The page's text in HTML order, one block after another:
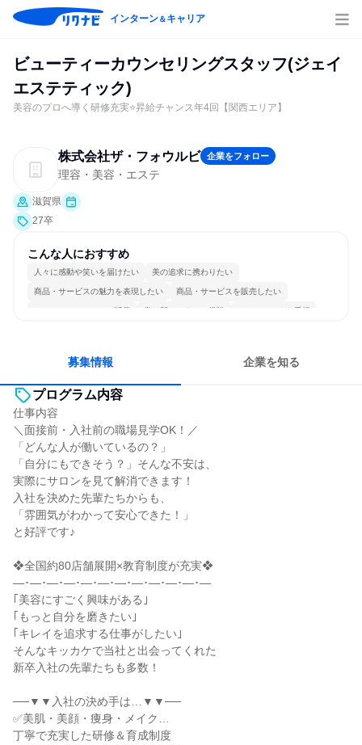
インターン＆キャリア
ビューティーカウンセリングスタッフ(ジェイ
エステティック)
美容のプロへ導く研修充実⭐昇給チャンス年4回【関西エリア】
株式会社ザ・フォウルビ 企業をフォロー
理容・美容・エステ
滋賀県
27卒
こんな人におすすめ
人々に感動や笑いを届けたい 美の追求に携わりたい
商品・サービスの魅力を表現したい 商品・サービスを販売したい
コミュニケーションが活発 常に新しいものに挑戦 チームワークを重視
募集情報 企業を知る
プログラム内容
仕事内容
＼面接前・入社前の職場見学OK！／
「どんな人が働いているの？」
「自分にもできそう？」そんな不安は、
実際にサロンを見て解消できます！
入社を決めた先輩たちからも、
「雰囲気がわかって安心できた！」
と好評です♪
❖全国約80店舗展開×教育制度が充実❖
―･―･―･―･―･―･―･―･―･―･―･―
｢美容にすごく興味がある｣
｢もっと自分を磨きたい｣
｢キレイを追求する仕事がしたい｣
そんなキッカケで当社と出会ってくれた
新卒入社の先輩たちも多数！
──▼▼入社の決め手は…▼▼──
✅美肌・美顔・痩身・メイク…
丁寧で充実した研修＆育成制度